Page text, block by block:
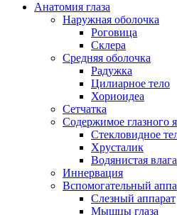
Анатомия глаза
Наружная оболочка
Роговица
Склера
Средняя оболочка
Радужка
Цилиарное тело
Хориоидеа
Сетчатка
Содержимое глазного
Стекловидное
Хрусталик
Водянистая влага
Иннервация
Вспомогательный
Слезный аппарат
Мышцы глаза